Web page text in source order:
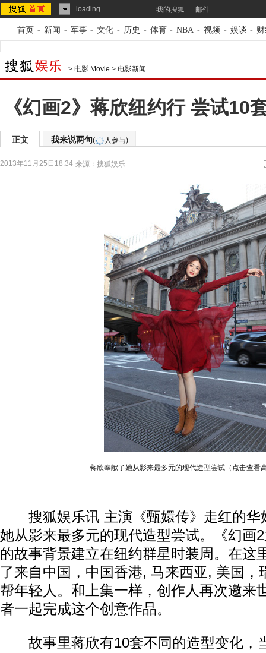
loading... 我的搜狐 邮件
首页 - 新闻 - 军事 - 文化 - 历史 - 体育 - NBA - 视频 - 娱谈 -
> 电影 Movie > 电影新闻
《幻画2》蒋欣纽约行 尝试10
正文 我来说两句( 人参与)
2013年11月25日18:34 来源： 搜狐娱乐
蒋欣奉献了她从影来最多元的现代造型尝试（点击查看
搜狐娱乐讯 主演《甄嬛传》走红的华
她从影来最多元的现代造型尝试。《幻画
的故事背景建立在纽约群星时装周。在这
了来自中国，中国香港, 马来西亚, 美国，
帮年轻人。和上集一样，创作人再次邀来
者一起完成这个创意作品。
故事里蒋欣有10套不同的造型变化，